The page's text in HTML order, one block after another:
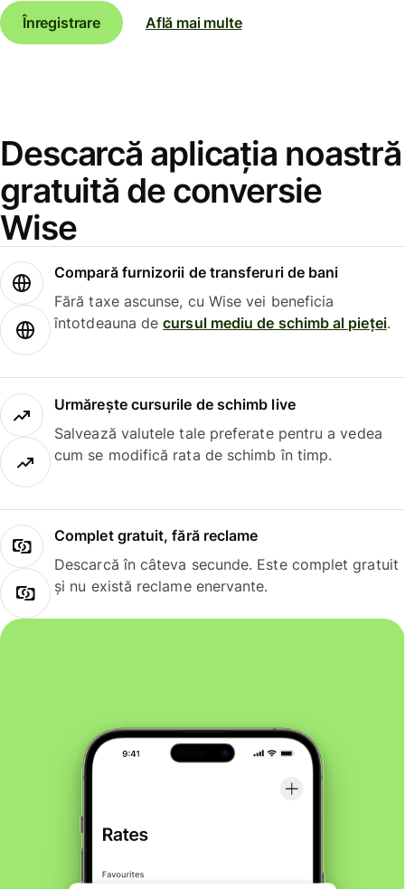
Înregistrare
Află mai multe
Descarcă aplicația noastră
gratuită de conversie
Wise
Compară furnizorii de transferuri de bani
Fără taxe ascunse, cu Wise vei beneficia
întotdeauna decursul mediu de schimb al pieței.
Urmărește cursurile de schimb live
Salvează valutele tale preferate pentru a vedea
cum se modifică rata de schimb în timp.
Complet gratuit, fără reclame
Descarcă în câteva secunde. Este complet gratuit
și nu există reclame enervante.